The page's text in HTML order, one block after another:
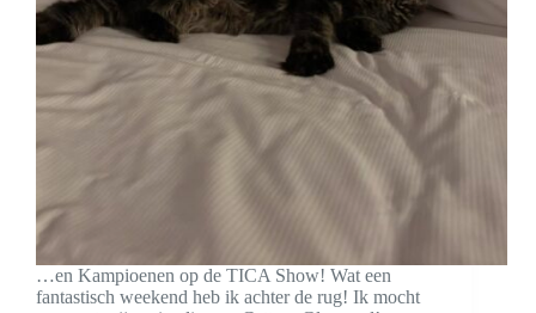
…en Kampioenen op de TICA Show! Wat een
fantastisch weekend heb ik achter de rug! Ik mocht